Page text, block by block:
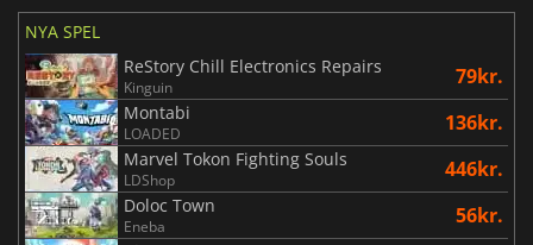
NYA SPEL
ReStory Chill Electronics Repairs
Kinguin 79kr.
Montabi
LOADED 136kr.
Marvel Tokon Fighting Souls
LDShop 446kr.
Doloc Town
Eneba 56kr.